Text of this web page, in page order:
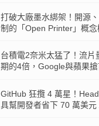
打破大廠墨水綁架！開源
制的「Open Printer」概念
台積電2奈米太猛了！流片
期的4倍，Google與蘋果
GitHub 狂攬 4 萬星！
具幫開發者省下 70 萬美元